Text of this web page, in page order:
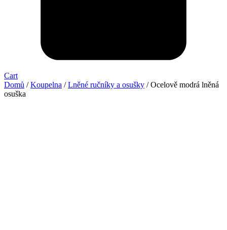
Cart
Domů /Koupelna /Lněné ručníky a osušky / Ocelově modrá lněná
osuška